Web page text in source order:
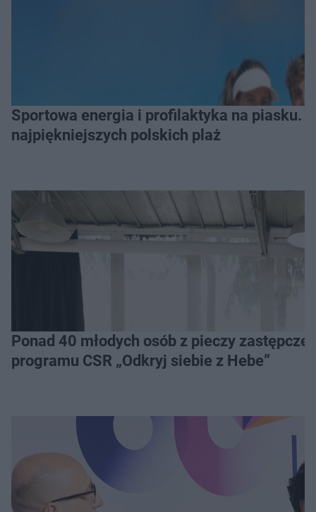
Sportowa energia i profilaktyka na piasku. Baltic Tour Medicover Sport odwiedzi 10
najpiękniejszych polskich plaż
Ponad 40 młodych osób z pieczy
programu CSR „Odkryj siebie z Hebe”